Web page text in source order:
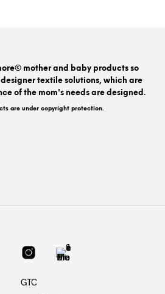
mother and baby products so
textile solutions, which are
of the mom's needs are designed.
are under copyright protection.
GTC